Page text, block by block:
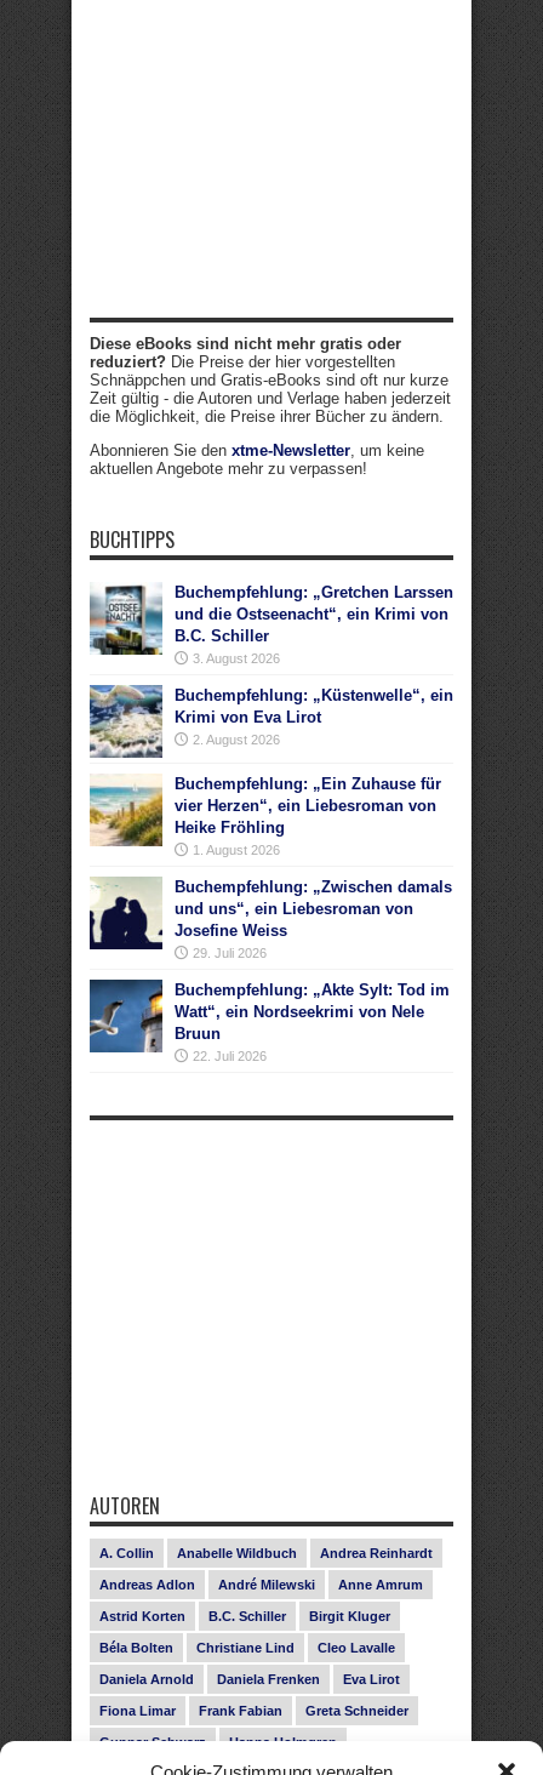
Diese eBooks sind nicht mehr gratis oder
reduziert? Die Preise der hier vorgestellten
Schnäppchen und Gratis-eBooks sind oft nur kurze
Zeit gültig - die Autoren und Verlage haben jederzeit
die Möglichkeit, die Preise ihrer Bücher zu ändern.
Abonnieren Sie den xtme-Newsletter , um keine
aktuellen Angebote mehr zu verpassen!
BUCHTIPPS
Buchempfehlung: „Gretchen Larssen
und die Ostseenacht“, ein Krimi von
B.C. Schiller
3. August 2026
Buchempfehlung: „Küstenwelle“, ein
Krimi von Eva Lirot
2. August 2026
Buchempfehlung: „Ein Zuhause für
vier Herzen“, ein Liebesroman von
Heike Fröhling
1. August 2026
Buchempfehlung: „Zwischen damals
und uns“, ein Liebesroman von
Josefine Weiss
29. Juli 2026
Buchempfehlung: „Akte Sylt: Tod im
Watt“, ein Nordseekrimi von Nele
Bruun
22. Juli 2026
AUTOREN
A. Collin Anabelle Wildbuch Andrea Reinhardt
Andreas Adlon André Milewski Anne Amrum
Astrid Korten B.C. Schiller Birgit Kluger
Béla Bolten Christiane Lind Cleo Lavalle
Daniela Arnold Daniela Frenken Eva Lirot
Fiona Limar Frank Fabian Greta Schneider
Gunnar Schwarz Hanna Holmgren